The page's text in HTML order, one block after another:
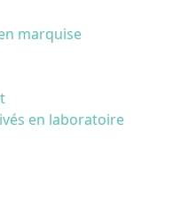
marquise
en laboratoire